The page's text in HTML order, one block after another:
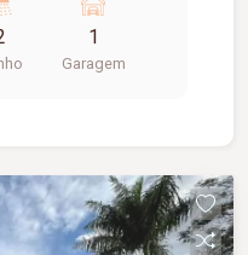
com armário
lavanderia e 01
opção para
1
Garagem